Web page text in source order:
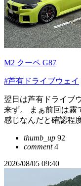
M2 クーペ G87
#芦有ドライブウェイ
翌日は芦有ドライブ
来ず。 まぁ前回は霧
感じなんだと確認程
thumb_up 92
comment4
2026/08/05 09:40